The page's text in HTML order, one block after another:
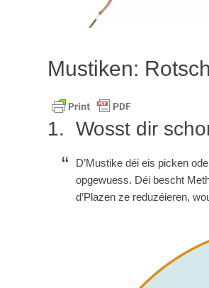
Mustiken:
Wosst dir
D’Mustike déi eis picken
opgewuess. Déi bescht
d’Plazen ze reduzéieren,